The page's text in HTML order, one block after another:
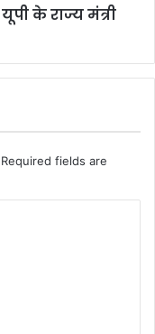
के राज्य मंत्री
Required fields are